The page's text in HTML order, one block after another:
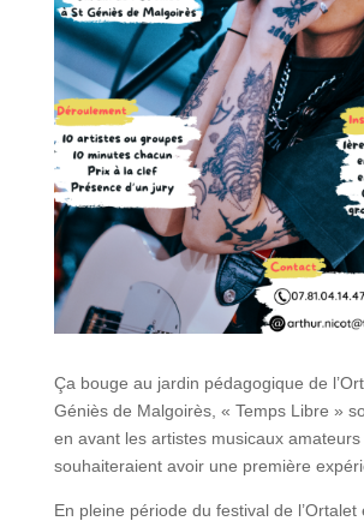
Ça bouge au jardin pédagogique de
Géniès de Malgoirès, « Temps Libre »
en avant les artistes musicaux amateurs
souhaiteraient avoir une première
En pleine période du festival de l’Ortalet